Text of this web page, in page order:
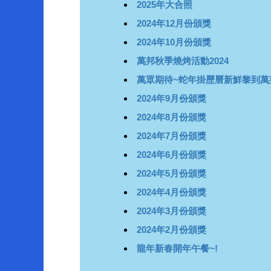
2025年大合照
2024年12月份頒獎
2024年10月份頒獎
萬邦秋季燒烤活動2024
萬眾期待~蛇年掛歷曆新鮮黎到
2024年9月份頒獎
2024年8月份頒獎
2024年7月份頒獎
2024年6月份頒獎
2024年5月份頒獎
2024年4月份頒獎
2024年3月份頒獎
2024年2月份頒獎
龍年新春開年午餐~!